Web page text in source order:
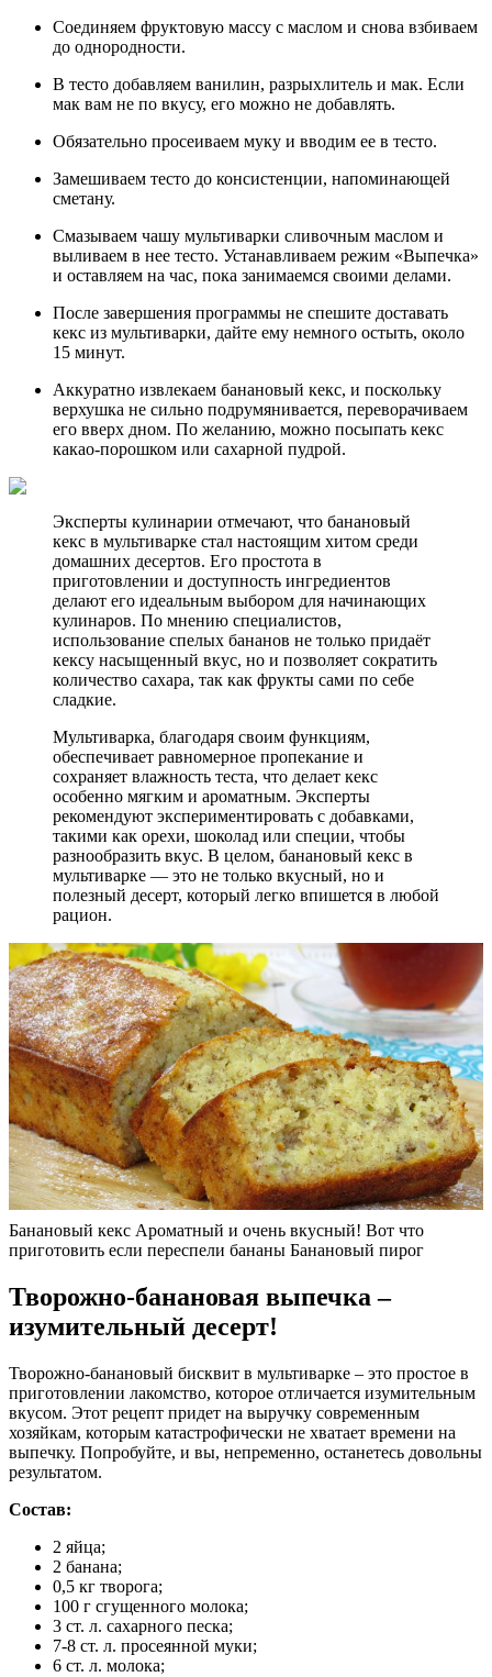
Соединяем фруктовую массу с маслом и снова взбиваем
до однородности.
В тесто добавляем ванилин, разрыхлитель и мак. Если
мак вам не по вкусу, его можно не добавлять.
Обязательно просеиваем муку и вводим ее в тесто.
Замешиваем тесто до консистенции, напоминающей
сметану.
Смазываем чашу мультиварки сливочным маслом и
выливаем в нее тесто. Устанавливаем режим «Выпечка»
и оставляем на час, пока занимаемся своими делами.
После завершения программы не спешите доставать
кекс из мультиварки, дайте ему немного остыть, около
15 минут.
Аккуратно извлекаем банановый кекс, и поскольку
верхушка не сильно подрумянивается, переворачиваем
его вверх дном. По желанию, можно посыпать кекс
какао-порошком или сахарной пудрой.
Эксперты кулинарии отмечают, что банановый
кекс в мультиварке стал настоящим хитом среди
домашних десертов. Его простота в
приготовлении и доступность ингредиентов
делают его идеальным выбором для начинающих
кулинаров. По мнению специалистов,
использование спелых бананов не только придаёт
кексу насыщенный вкус, но и позволяет сократить
количество сахара, так как фрукты сами по себе
сладкие.
Мультиварка, благодаря своим функциям,
обеспечивает равномерное пропекание и
сохраняет влажность теста, что делает кекс
особенно мягким и ароматным. Эксперты
рекомендуют экспериментировать с добавками,
такими как орехи, шоколад или специи, чтобы
разнообразить вкус. В целом, банановый кекс в
мультиварке — это не только вкусный, но и
полезный десерт, который легко впишется в любой
рацион.
Банановый кекс Ароматный и очень вкусный! Вот что
приготовить если переспели бананы Банановый пирог
Творожно-банановая выпечка –
изумительный десерт!
Творожно-банановый бисквит в мультиварке – это простое в
приготовлении лакомство, которое отличается изумительным
вкусом. Этот рецепт придет на выручку современным
хозяйкам, которым катастрофически не хватает времени на
выпечку. Попробуйте, и вы, непременно, останетесь довольны
результатом.
Состав:
2 яйца;
2 банана;
0,5 кг творога;
100 г сгущенного молока;
3 ст. л. сахарного песка;
7-8 ст. л. просеянной муки;
6 ст. л. молока;